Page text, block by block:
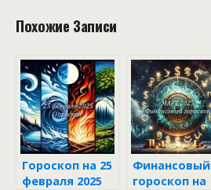
Похожие Записи
Гороскоп на 25
февраля 2025
Финансовый
гороскоп на